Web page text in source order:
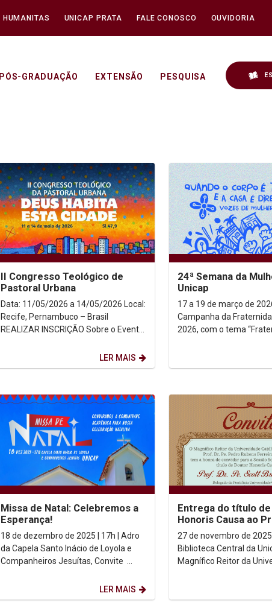
HUMANITAS UNICAP PRATA FALE CONOSCO OUVIDORIA
PÓS-GRADUAÇÃO EXTENSÃO PESQUISA
II Congresso Teológico de
Pastoral Urbana
Data: 11/05/2026 a 14/05/2026 Local:
Recife, Pernambuco – Brasil
REALIZAR INSCRIÇÃO Sobre o Evento
LER MAIS
24ª Semana da
Unicap
17 a 19 de março de 2026
Campanha da
2026, com o tema
Missa de Natal: Celebremos a
Esperança!
18 de dezembro de 2025 | 17h | Adro
da Capela Santo Inácio de Loyola e
Companheiros Jesuítas, Convite
LER MAIS
Entrega do título
Honoris Causa ao
Doutor Padre Scott
27 de novembro de
Biblioteca Central da Unicap
Magnífico Reitor da